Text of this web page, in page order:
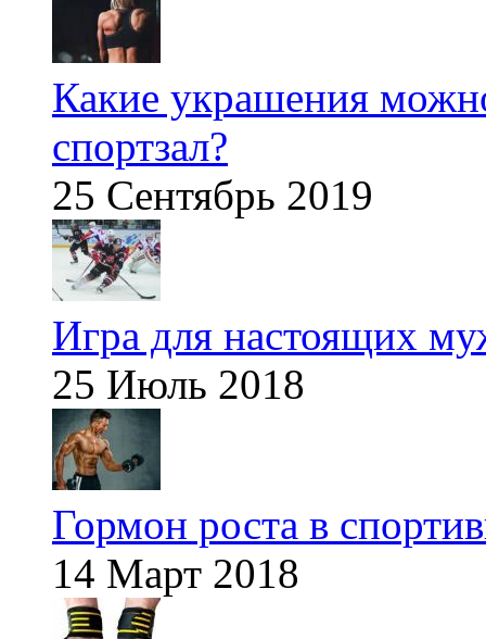
Какие украшения
спортзал?
25 Сентябрь 2019
Игра для настоящих
25 Июль 2018
Гормон роста в
14 Март 2018